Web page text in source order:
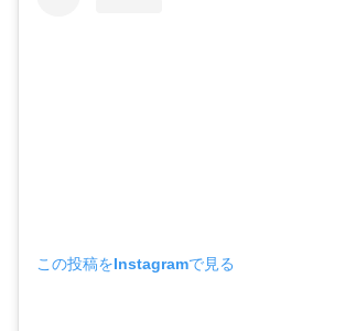
この投稿をInstagramで見る